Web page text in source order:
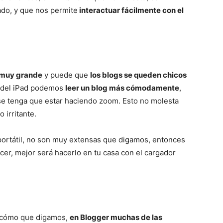
y que nos permite interactuar fácilmente con el
grande y puede que los blogs se queden chicos
iPad podemos leer un blog más cómodamente,
tenga que estar haciendo zoom. Esto no molesta
irritante.
no son muy extensas que digamos, entonces
mejor será hacerlo en tu casa con el cargador
que digamos, en Blogger muchas de las